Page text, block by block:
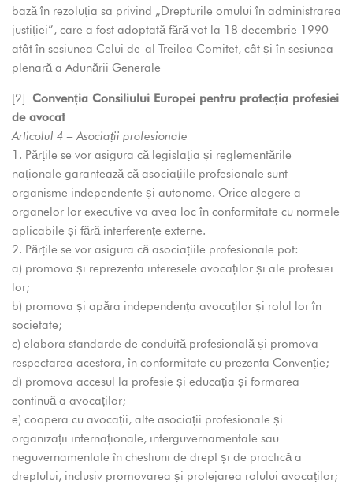
bază în rezoluția sa privind „Drepturile omului în administrarea
justiției”, care a fost adoptată fără vot la 18 decembrie 1990
atât în sesiunea Celui de-al Treilea Comitet, cât și în sesiunea
plenară a Adunării Generale
[2] Convenția Consiliului Europei pentru protecția profesiei
de avocat
Articolul 4 – Asociații profesionale
1. Părțile se vor asigura că legislația și reglementările
naționale garantează că asociațiile profesionale sunt
organisme independente și autonome. Orice alegere a
organelor lor executive va avea loc în conformitate cu normele
aplicabile și fără interferențe externe.
2. Părțile se vor asigura că asociațiile profesionale pot:
a) promova și reprezenta interesele avocaților și ale profesiei
lor;
b) promova și apăra independența avocaților și rolul lor în
societate;
c) elabora standarde de conduită profesională și promova
respectarea acestora, în conformitate cu prezenta Convenție;
d) promova accesul la profesie și educația și formarea
continuă a avocaților;
e) coopera cu avocații, alte asociații profesionale și
organizații internaționale, interguvernamentale sau
neguvernamentale în chestiuni de drept și de practică a
dreptului, inclusiv promovarea și protejarea rolului avocaților;